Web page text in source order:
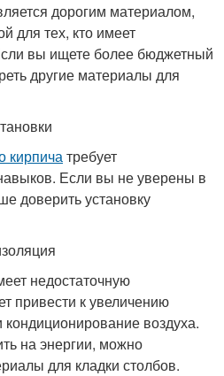
дорогим материалом,
для тех, кто имеет
вы ищете более бюджетный
другие материалы для
кирпичатребует
Если вы не уверены в
доверить установку
недостаточную
привести к увеличению
воздуха.
на энергии, можно
для кладки столбов.